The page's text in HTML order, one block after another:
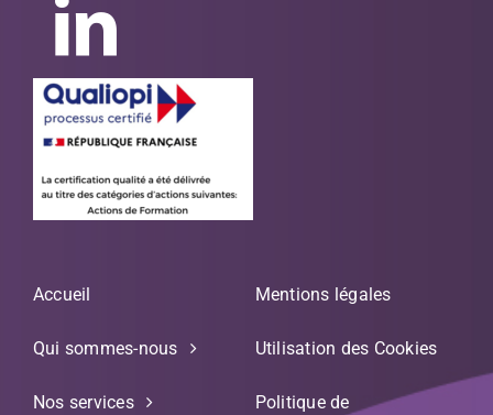
Accueil
Qui sommes-nous
Nos services
Mentions légales
Utilisation des Cookies
Politique de